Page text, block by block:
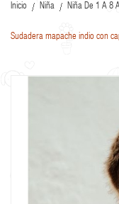
Inicio Niña Niña De 1 A 8
Sudadera mapache indio con